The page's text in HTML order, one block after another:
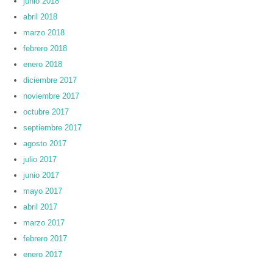
abril 2018
marzo 2018
febrero 2018
enero 2018
diciembre 2017
noviembre 2017
octubre 2017
septiembre 2017
agosto 2017
julio 2017
junio 2017
mayo 2017
abril 2017
marzo 2017
febrero 2017
enero 2017